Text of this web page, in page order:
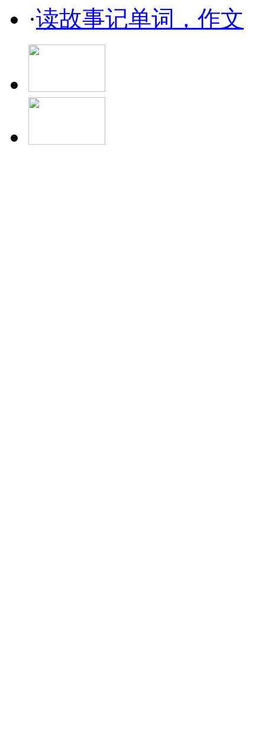
·读故事记单词，作文